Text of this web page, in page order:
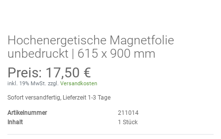
Hochenergetische Magnetfolie
unbedruckt | 615 x 900 mm
Preis: 17,50 €
inkl. 19% MwSt. zzgl. Versandkosten
Sofort versandfertig, Lieferzeit 1-3 Tage
Artikelnummer
211014
Inhalt
1 Stück